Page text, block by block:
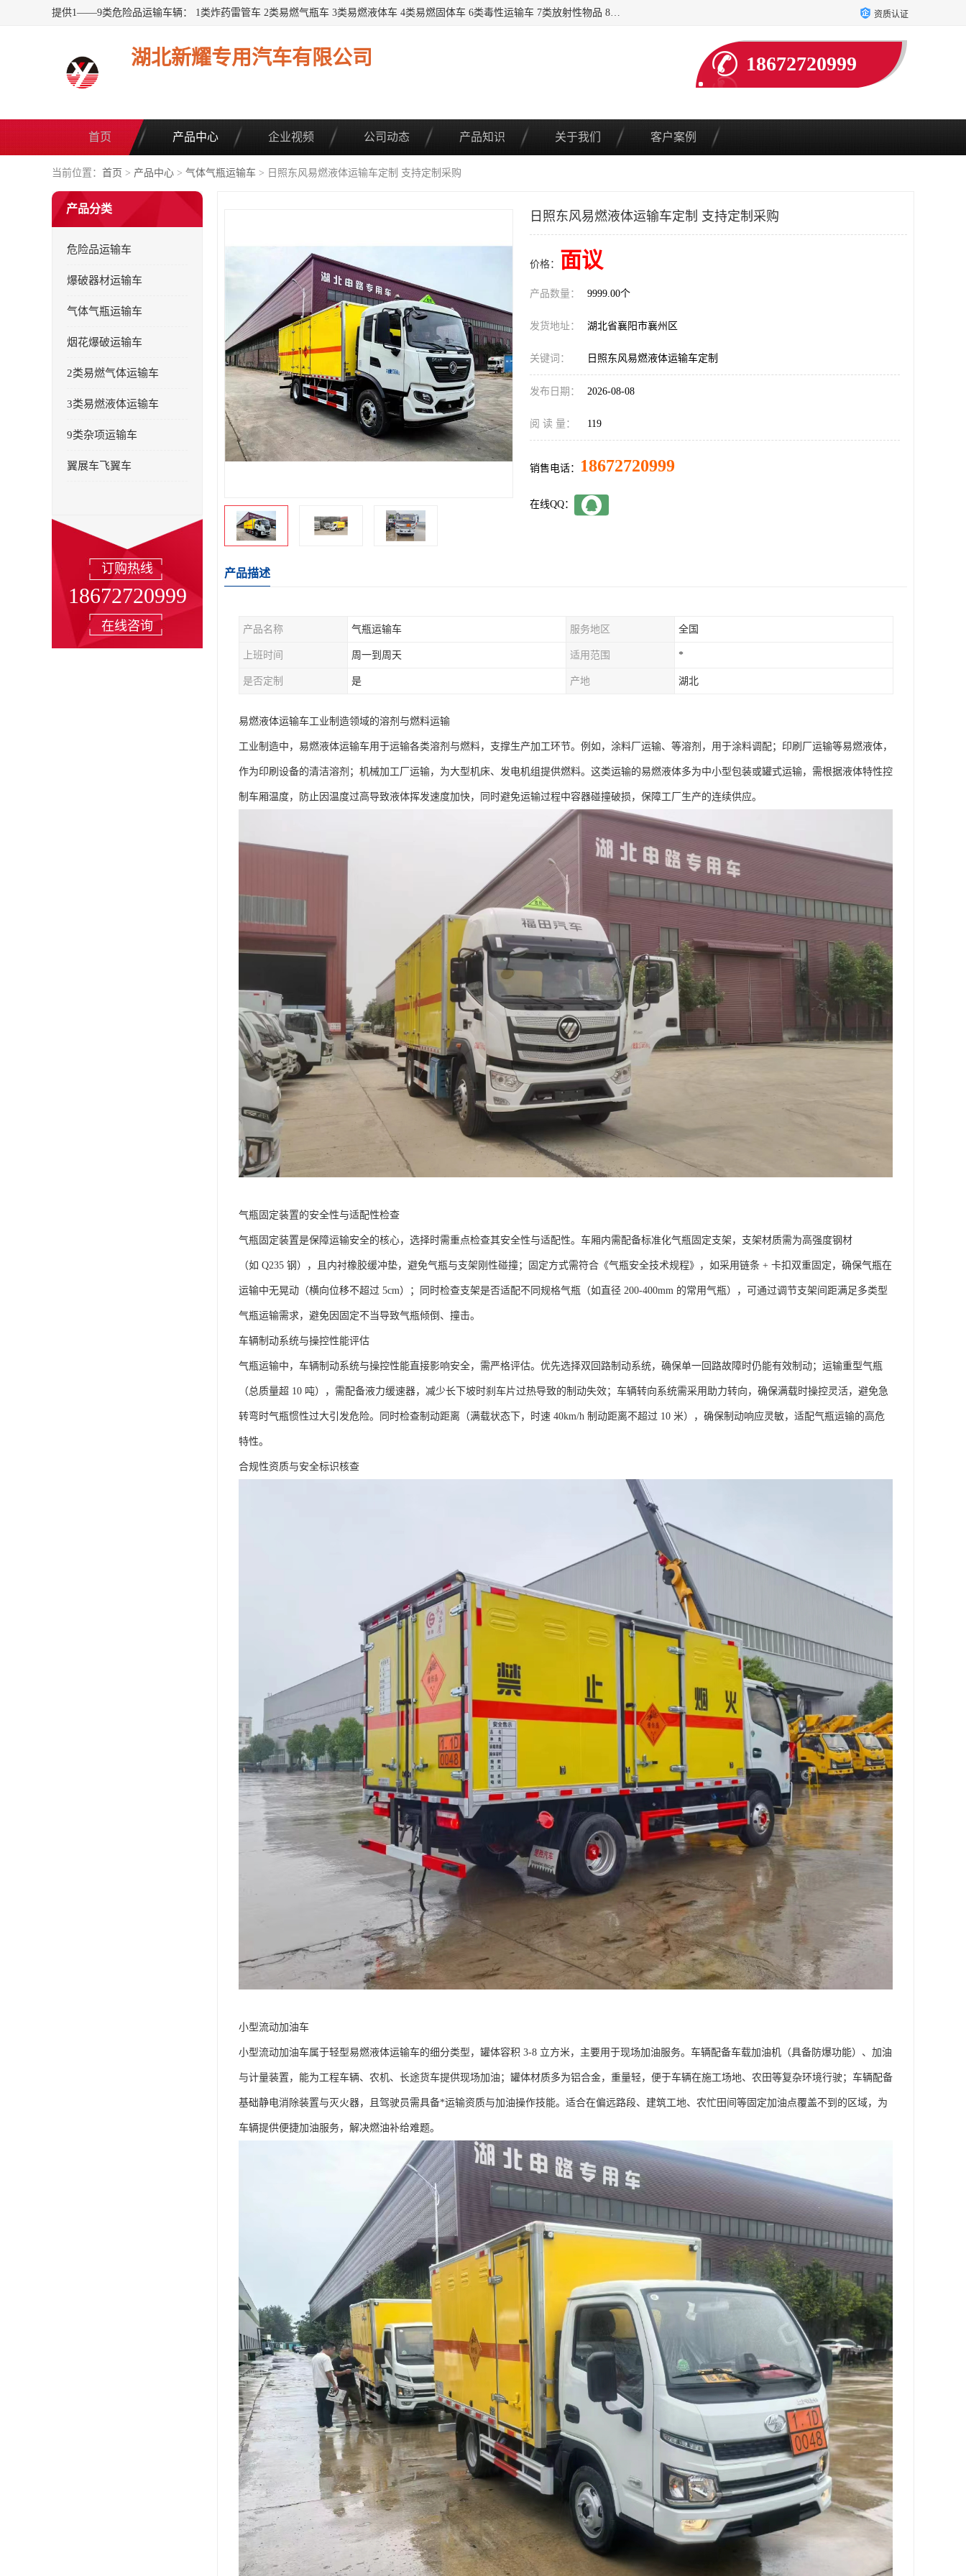
提供1——9类危险品运输车辆： 1类炸药雷管车 2类易燃气瓶车 3类易燃液体车 4类易燃固体车 6类毒性运输车 7类放射性物品 8类腐蚀性物品 9类杂项类物品 各类底盘，品种齐全。厂家直供，品质保证。 公告品种环保齐全，上牌无忧。 全国可送货上门，可分期，可*，可包牌。 详情可咨询: *（微信同号） 资质认证
湖北新耀专用汽车有限公司 18672720999
首页 产品中心 企业视频 公司动态 产品知识 关于我们 客户案例
当前位置： 首页 > 产品中心 > 气体气瓶运输车 > 日照东风易燃液体运输车定制 支持定制采购
产品分类
危险品运输车
爆破器材运输车
气体气瓶运输车
烟花爆破运输车
2类易燃气体运输车
3类易燃液体运输车
9类杂项运输车
翼展车飞翼车
订购热线
18672720999
在线咨询
日照东风易燃液体运输车定制 支持定制采购
价格： 面议
产品数量： 9999.00个
发货地址： 湖北省襄阳市襄州区
关键词： 日照东风易燃液体运输车定制
发布日期： 2026-08-08
阅 读 量： 119
销售电话： 18672720999
在线QQ：
产品描述
产品名称 气瓶运输车 服务地区 全国
上班时间 周一到周天 适用范围 *
是否定制 是 产地 湖北
易燃液体运输车工业制造领域的溶剂与燃料运输​
工业制造中，易燃液体运输车用于运输各类溶剂与燃料，支撑生产加工环节。例如，涂料厂运输、等溶剂，用于涂料调配；印刷厂运输等易燃液体，
作为印刷设备的清洁溶剂；机械加工厂运输，为大型机床、发电机组提供燃料。这类运输的易燃液体多为中小型包装或罐式运输，需根据液体特性控
制车厢温度，防止因温度过高导致液体挥发速度加快，同时避免运输过程中容器碰撞破损，保障工厂生产的连续供应。​
气瓶固定装置的安全性与适配性检查​
气瓶固定装置是保障运输安全的核心，选择时需重点检查其安全性与适配性。车厢内需配备标准化气瓶固定支架，支架材质需为高强度钢材
（如 Q235 钢），且内衬橡胶缓冲垫，避免气瓶与支架刚性碰撞；固定方式需符合《气瓶安全技术规程》，如采用链条 + 卡扣双重固定，确保气瓶在
运输中无晃动（横向位移不超过 5cm）；同时检查支架是否适配不同规格气瓶（如直径 200-400mm 的常用气瓶），可通过调节支架间距满足多类型
气瓶运输需求，避免因固定不当导致气瓶倾倒、撞击。​
车辆制动系统与操控性能评估​
气瓶运输中，车辆制动系统与操控性能直接影响安全，需严格评估。优先选择双回路制动系统，确保单一回路故障时仍能有效制动；运输重型气瓶
（总质量超 10 吨），需配备液力缓速器，减少长下坡时刹车片过热导致的制动失效；车辆转向系统需采用助力转向，确保满载时操控灵活，避免急
转弯时气瓶惯性过大引发危险。同时检查制动距离（满载状态下，时速 40km/h 制动距离不超过 10 米），确保制动响应灵敏，适配气瓶运输的高危
特性。​
合规性资质与安全标识核查​
小型流动加油车​
小型流动加油车属于轻型易燃液体运输车的细分类型，罐体容积 3-8 立方米，主要用于现场加油服务。车辆配备车载加油机（具备防爆功能）、加油
与计量装置，能为工程车辆、农机、长途货车提供现场加油；罐体材质多为铝合金，重量轻，便于车辆在施工场地、农田等复杂环境行驶；车辆配备
基础静电消除装置与灭火器，且驾驶员需具备*运输资质与加油操作技能。适合在偏远路段、建筑工地、农忙田间等固定加油点覆盖不到的区域，为
车辆提供便捷加油服务，解决燃油补给难题。​